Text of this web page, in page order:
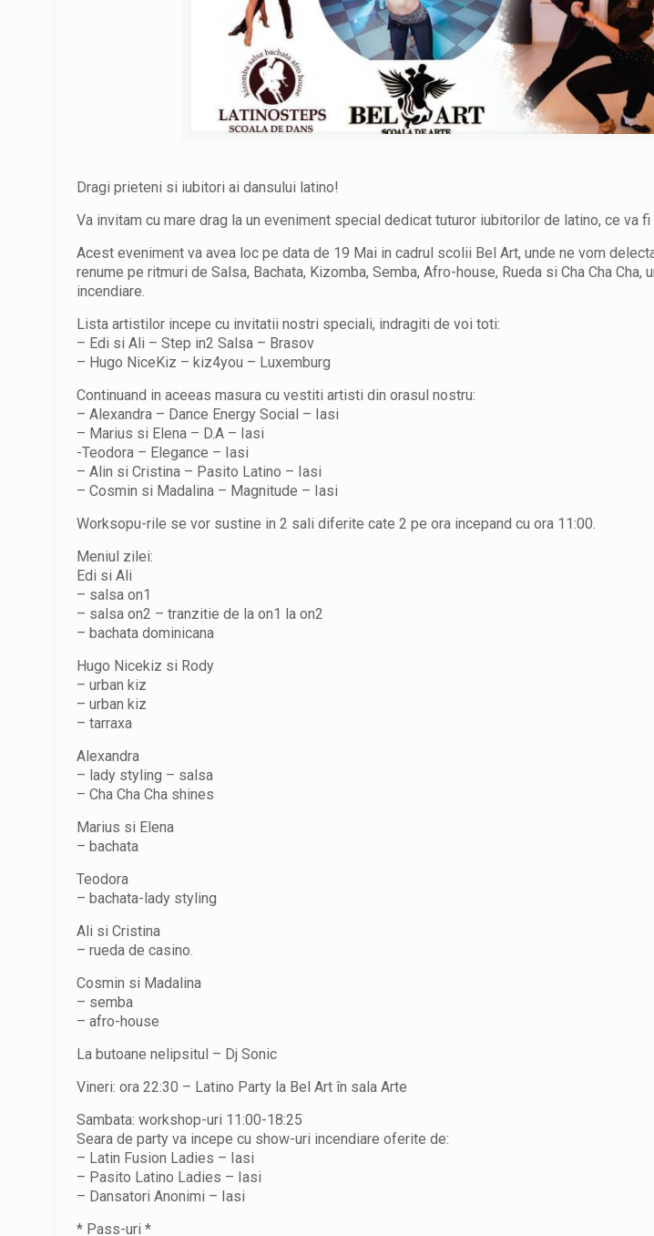
Dragi prieteni si iubitori ai dansului latino!
Va invitam cu mare drag la un eveniment special dedicat tuturor iubitorilor de latino, ce
Acest eveniment va avea loc pe data de 19 Mai in cadrul scolii Bel Art, unde ne vom
renume pe ritmuri de Salsa, Bachata, Kizomba, Semba, Afro-house, Rueda si Cha Cha
incendiare.
Lista artistilor incepe cu invitatii nostri speciali, indragiti de voi toti:
– Edi si Ali – Step in2 Salsa – Brasov
– Hugo NiceKiz – kiz4you – Luxemburg
Continuand in aceeas masura cu vestiti artisti din orasul nostru:
– Alexandra – Dance Energy Social – Iasi
– Marius si Elena – D.A – Iasi
-Teodora – Elegance – Iasi
– Alin si Cristina – Pasito Latino – Iasi
– Cosmin si Madalina – Magnitude – Iasi
Worksopu-rile se vor sustine in 2 sali diferite cate 2 pe ora incepand cu ora 11:00.
Meniul zilei:
Edi si Ali
– salsa on1
– salsa on2 – tranzitie de la on1 la on2
– bachata dominicana
Hugo Nicekiz si Rody
– urban kiz
– urban kiz
– tarraxa
Alexandra
– lady styling – salsa
– Cha Cha Cha shines
Marius si Elena
– bachata
Teodora
– bachata-lady styling
Ali si Cristina
– rueda de casino.
Cosmin si Madalina
– semba
– afro-house
La butoane nelipsitul – Dj Sonic
Vineri: ora 22:30 – Latino Party la Bel Art în sala Arte
Sambata: workshop-uri 11:00-18:25
Seara de party va incepe cu show-uri incendiare oferite de:
– Latin Fusion Ladies – Iasi
– Pasito Latino Ladies – Iasi
– Dansatori Anonimi – Iasi
* Pass-uri *